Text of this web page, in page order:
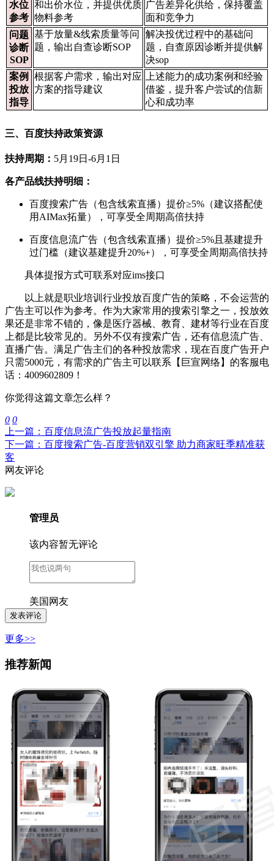
水位
参考
和出价水位，并提供优质
物料参考
广告差异化供给，保持覆盖
面和竞争力
问题
诊断
SOP
基于放量&线索质量等问
题，输出自查诊断SOP
解决投优过程中的基础问
题，自查原因诊断并提供解
决sop
案例
投放
指导
根据客户需求，输出对应
方案的指导建议
上述能力的成功案例和经验
借鉴，提升客户尝试的信新
心和成功率
三、百度扶持政策资源
扶持周期： 5月19日-6月1日
各产品线扶持明细：
百度搜索广告（包含线索直播）提价≥5%（建议搭配使
用AIMax拓量），可享受全周期高倍扶持
百度信息流广告（包含线索直播）提价≥5%且基建提升
过门槛（建议基建提升20%+），可享受全周期高倍扶持
具体提报方式可联系对应ims接口
以上就是职业培训行业投放百度广告的策略，不会运营的
广告主可以作为参考。作为大家常用的搜索引擎之一，投放效
果还是非常不错的，像是医疗器械、教育、建材等行业在百度
上都是比较常见的。另外不仅有搜索广告，还有信息流广告、
直播广告。满足广告主们的各种投放需求，现在百度广告开户
只需5000元，有需求的广告主可以联系【巨宣网络】的客服电
话：4009602809！
你觉得这篇文章怎么样？
0 0
上一篇：百度信息流广告投放起量指南
下一篇：百度搜索广告-百度营销双引擎 助力商家旺季精准获
客
网友评论
管理员
该内容暂无评论
美国网友
更多>>
推荐新闻